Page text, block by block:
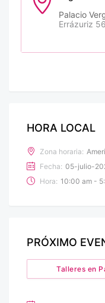
Palacio
Errázuriz
HORA LOCAL
Zona horaria:
Fecha: 05-julio-
Hora: 10:00 am -
PRÓXIMO
Talleres en